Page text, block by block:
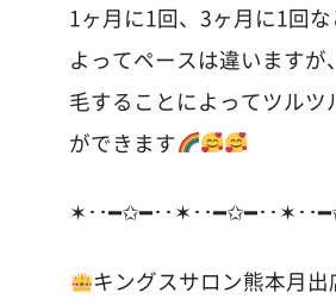
1ヶ月に1回、3ヶ月に1回
よってペースは違いますが
毛することによってツルツ
ができます
✶･･━✩━･･✶･･━✩━･･✶･･
キングスサロン熊本月出